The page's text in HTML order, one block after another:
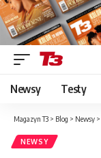
Newsy Testy
Magazyn T3 > Blog > Newsy >
NEWSY